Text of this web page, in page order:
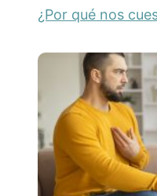
¿Por qué nos